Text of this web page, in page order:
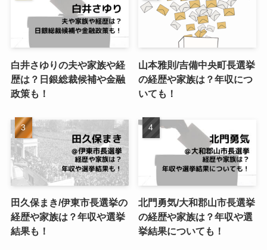
白井さゆりの夫や家族や経
歴は？日銀総裁候補や金融
政策も！
山本雅則/吉備中央町長選挙
の経歴や家族は？年収につ
いても！
田久保まき/伊東市長選挙の
経歴や家族は？年収や選挙
結果も！
北門勇気/大和郡山市長選挙
の経歴や家族は？年収や選
挙結果についても！